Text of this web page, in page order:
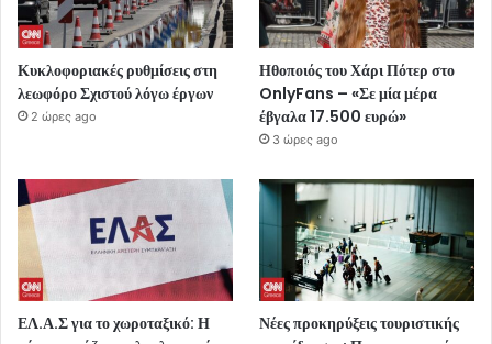
Κυκλοφοριακές ρυθμίσεις στη
λεωφόρο Σχιστού λόγω έργων
2 ώρες ago
Ηθοποιός του Χάρι Πότερ στο
OnlyFans – «Σε μία μέρα
έβγαλα 17.500 ευρώ»
3 ώρες ago
ΕΛ.Α.Σ για το χωροταξικό: Η
Νέες προκηρύξεις τουριστικής